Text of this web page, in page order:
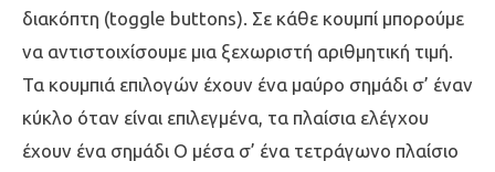
διακόπτη (toggle buttons). Σε κάθε κουμπί μπορούμε
να αντιστοιχίσουμε μια ξεχωριστή αριθμητική τιμή.
Τα κουμπιά επιλογών έχουν ένα μαύρο σημάδι σ’ έναν
κύκλο όταν είναι επιλεγμένα, τα πλαίσια ελέγχου
έχουν ένα σημάδι O μέσα σ’ ένα τετράγωνο πλαίσιο